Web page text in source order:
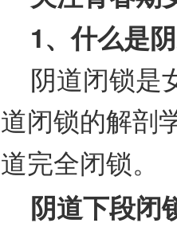
1、什么是
阴道闭锁是
道闭锁的解剖
道完全闭锁。
阴道下段闭